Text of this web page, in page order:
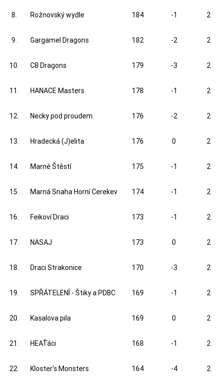
8. Rožnovský wydle 184 -1 2
9. Gargamel Dragons 182 -2 2
10. CB Dragons 179 -3 2
11. HANACE Masters 178 -1 2
12. Necky pod proudem 176 -2 2
13. Hradecká (J)elita 176 0 2
14. Marné Štěstí 175 -1 2
15. Marná Snaha Horní Cerekev 174 -1 2
16. Feikoví Draci 173 -1 2
17. NASAJ 173 0 2
18. Draci Strakonice 170 -3 2
19. SPŘÁTELENÍ - Štiky a PDBC 169 -1 2
20. Kasalova pila 169 0 2
21. HEAŤáci 168 -1 2
22. Kloster's Monsters 164 -4 2